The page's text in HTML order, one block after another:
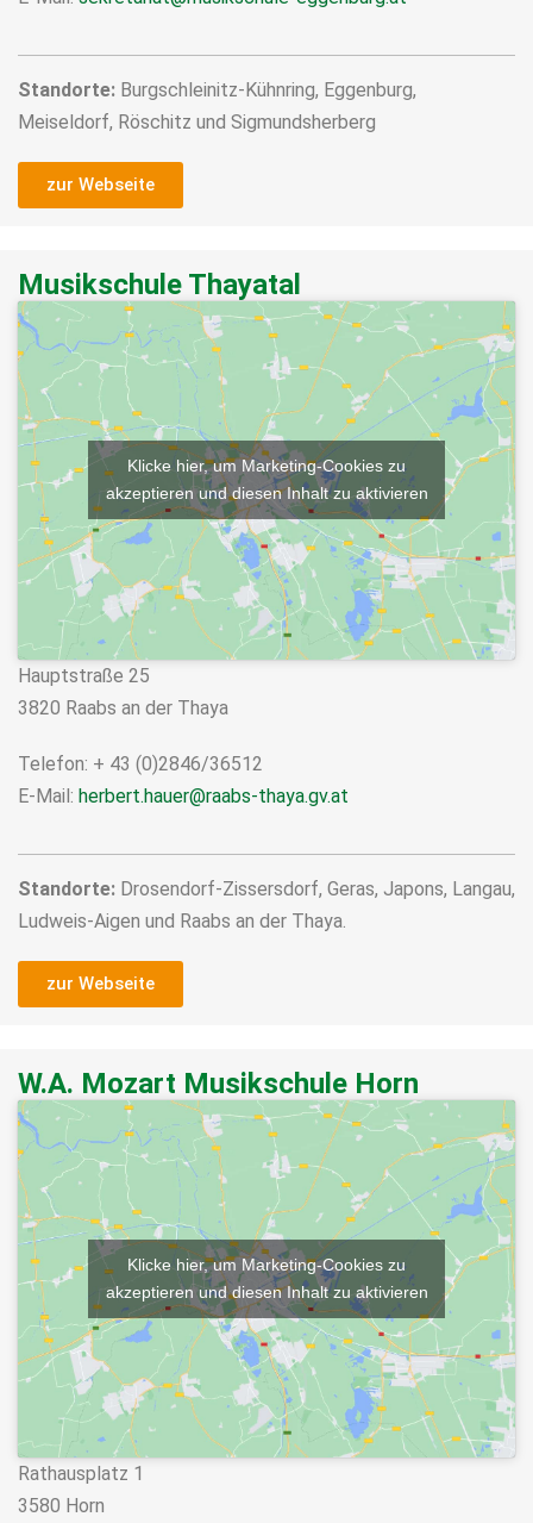
Standorte: Burgschleinitz-Kühnring, Eggenburg,
Meiseldorf, Röschitz und Sigmundsherberg
zur Webseite
Musikschule Thayatal
Klicke hier, um Marketing-Cookies zu
akzeptieren und diesen Inhalt zu aktivieren
Hauptstraße 25
3820 Raabs an der Thaya
Telefon: + 43 (0)2846/36512
E-Mail: herbert.hauer@raabs-thaya.gv.at
Standorte: Drosendorf-Zissersdorf, Geras, Japons, Langau,
Ludweis-Aigen und Raabs an der Thaya.
zur Webseite
W.A. Mozart Musikschule Horn
Klicke hier, um Marketing-Cookies zu
akzeptieren und diesen Inhalt zu aktivieren
Rathausplatz 1
3580 Horn